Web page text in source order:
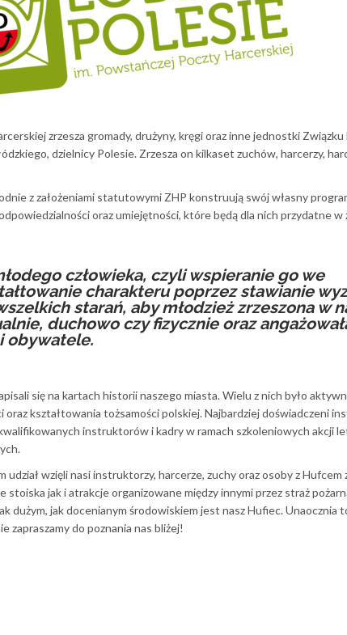
zrzesza gromady, drużyny, kręgi oraz inne jednostki
dzielnicy Polesie. Zrzesza on kilkaset zuchów, harcerzy,
z założeniami statutowymi ZHP konstruują swój własny
oraz umiejętności, które będą dla nich przydatne w
człowieka, czyli wspieranie go we
charakteru poprzez stawianie
starań, aby młodzież zrzeszona w
duchowo czy fizycznie oraz
obywatele.
się na kartach historii naszego miasta. Wielu z nich było
oraz kształtowania tożsamości polskiej. Najbardziej doświadczeni
instruktorów i kadry w ramach szkoleniowych akcji
wzięli nasi instruktorzy, harcerze, zuchy oraz osoby z Hufcem
jak i atrakcje organizowane między innymi przez straż
dużym, jak docenianym środowiskiem jest nasz Hufiec. Unaocznia
zapraszamy do poznania nas bliżej!